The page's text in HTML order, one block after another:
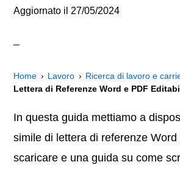
Aggiornato il 27/05/2024
Home Lavoro
Ricerca di lavoro e
Lettera di Referenze Word e PDF
In questa guida mettiamo a
simile di lettera di referenze
scaricare e una guida su come